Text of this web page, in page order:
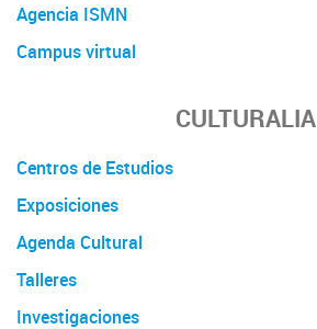
Agencia ISMN
Campus virtual
CULTURALIA
Centros de Estudios
Exposiciones
Agenda Cultural
Talleres
Investigaciones